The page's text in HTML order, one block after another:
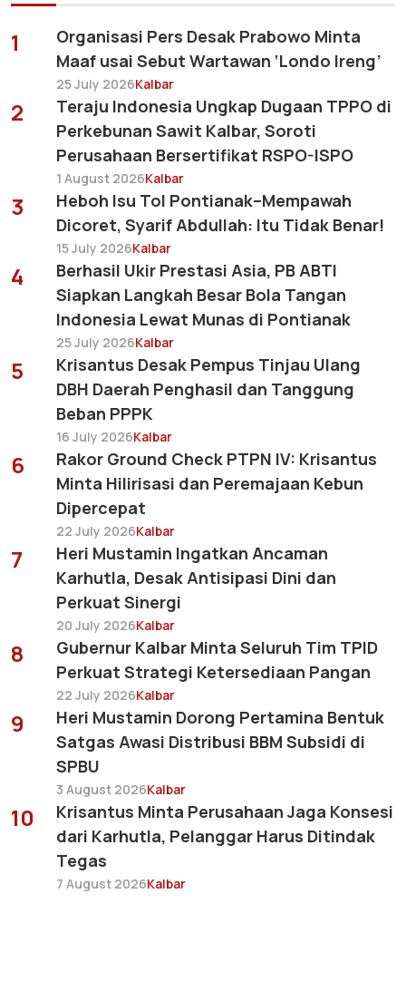
1
Organisasi Pers Desak Prabowo Minta
Maaf usai Sebut Wartawan ‘Londo Ireng’
25 July 2026Kalbar
2
Teraju Indonesia Ungkap Dugaan TPPO di
Perkebunan Sawit Kalbar, Soroti
Perusahaan Bersertifikat RSPO-ISPO
1 August 2026Kalbar
3
Heboh Isu Tol Pontianak–Mempawah
Dicoret, Syarif Abdullah: Itu Tidak Benar!
15 July 2026Kalbar
4
Berhasil Ukir Prestasi Asia, PB ABTI
Siapkan Langkah Besar Bola Tangan
Indonesia Lewat Munas di Pontianak
25 July 2026Kalbar
5
Krisantus Desak Pempus Tinjau Ulang
DBH Daerah Penghasil dan Tanggung
Beban PPPK
16 July 2026Kalbar
6
Rakor Ground Check PTPN IV: Krisantus
Minta Hilirisasi dan Peremajaan Kebun
Dipercepat
22 July 2026Kalbar
7
Heri Mustamin Ingatkan Ancaman
Karhutla, Desak Antisipasi Dini dan
Perkuat Sinergi
20 July 2026Kalbar
8
Gubernur Kalbar Minta Seluruh Tim TPID
Perkuat Strategi Ketersediaan Pangan
22 July 2026Kalbar
9
Heri Mustamin Dorong Pertamina Bentuk
Satgas Awasi Distribusi BBM Subsidi di
SPBU
3 August 2026Kalbar
10
Krisantus Minta Perusahaan Jaga Konsesi
dari Karhutla, Pelanggar Harus Ditindak
Tegas
7 August 2026Kalbar